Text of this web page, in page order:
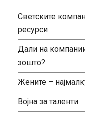
Светските
ресурси
Дали на
зошто?
Жените –
Војна за таленти